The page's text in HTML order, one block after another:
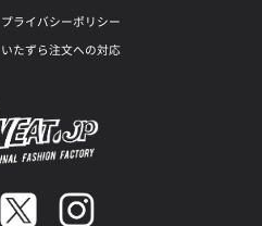
プライバシーポリシー
いたずら注文への対応